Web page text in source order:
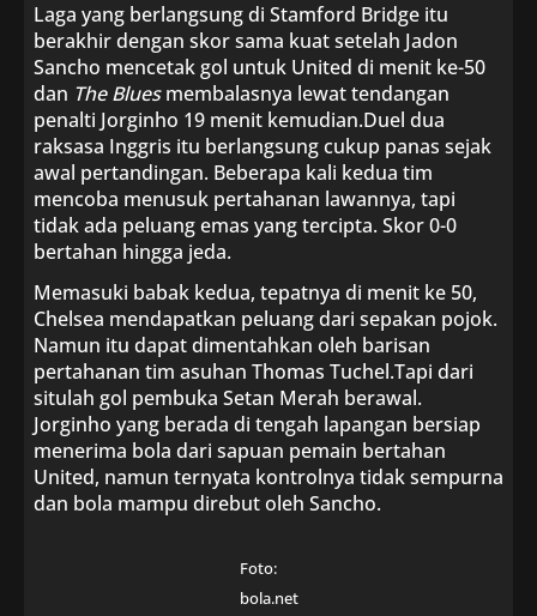
Laga yang berlangsung di Stamford Bridge itu
berakhir dengan skor sama kuat setelah Jadon
Sancho mencetak gol untuk United di menit ke-50
dan The Bluesmembalasnya lewat tendangan
penalti Jorginho 19 menit kemudian.Duel dua
raksasa Inggris itu berlangsung cukup panas sejak
awal pertandingan. Beberapa kali kedua tim
mencoba menusuk pertahanan lawannya, tapi
tidak ada peluang emas yang tercipta. Skor 0-0
bertahan hingga jeda.
Memasuki babak kedua, tepatnya di menit ke 50,
Chelsea mendapatkan peluang dari sepakan pojok.
Namun itu dapat dimentahkan oleh barisan
pertahanan tim asuhan Thomas Tuchel.Tapi dari
situlah gol pembuka Setan Merah berawal.
Jorginho yang berada di tengah lapangan bersiap
menerima bola dari sapuan pemain bertahan
United, namun ternyata kontrolnya tidak sempurna
dan bola mampu direbut oleh Sancho.
Foto:
bola.net